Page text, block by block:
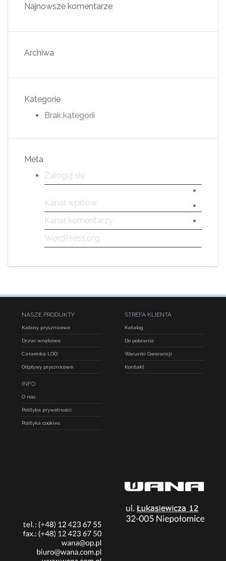
Najnowsze komentarze
Archiwa
Kategorie
Brak kategorii
Meta
Zaloguj się
Kanał wpisów
Kanał komentarzy
WordPress.org
NASZE PRODUKTY
Kabiny prysznicowe
Drzwi wnękowe
Ceramika LOO
Odpływy prysznicowe
STREFA KLIENTA
Katalog
Do pobrania
Warunki Gwarancji
Kontakt
INFO
O nas
Polityka prywatności
Polityka cookies